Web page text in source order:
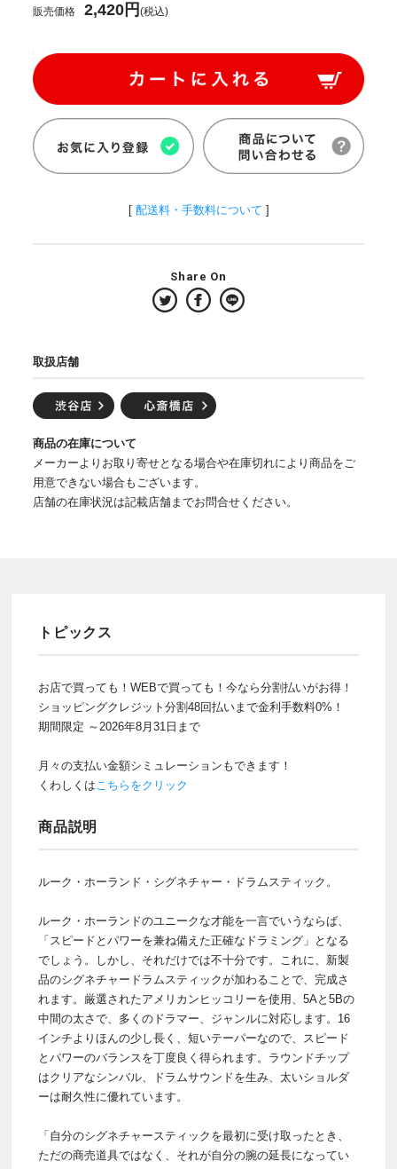
販売価格 2,420円(税込)
[ 配送料・手数料について ]
Share On
取扱店舗
商品の在庫について
メーカーよりお取り寄せとなる場合や在庫切れにより商品をご
用意できない場合もございます。
店舗の在庫状況は記載店舗までお問合せください。
トピックス
お店で買っても！WEBで買っても！今なら分割払いがお得！
ショッピングクレジット分割48回払いまで金利手数料0%！
期間限定 ～2026年8月31日まで
月々の支払い金額シミュレーションもできます！
くわしくはこちらをクリック
商品説明
ルーク・ホーランド・シグネチャー・ドラムスティック。
ルーク・ホーランドのユニークな才能を一言でいうならば、
「スピードとパワーを兼ね備えた正確なドラミング」となる
でしょう。しかし、それだけでは不十分です。これに、新製
品のシグネチャードラムスティックが加わることで、完成さ
れます。厳選されたアメリカンヒッコリーを使用、5Aと5Bの
中間の太さで、多くのドラマー、ジャンルに対応します。16
インチよりほんの少し長く、短いテーパーなので、スピード
とパワーのバランスを丁度良く得られます。ラウンドチップ
はクリアなシンバル、ドラムサウンドを生み、太いショルダ
ーは耐久性に優れています。
「自分のシグネチャースティックを最初に受け取ったとき、
ただの商売道具ではなく、それが自分の腕の延長になってい